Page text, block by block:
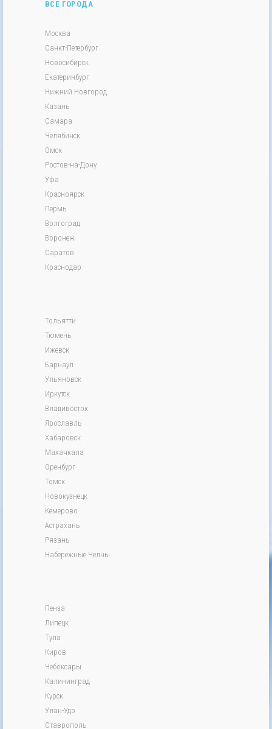
ВСЕ ГОРОДА
Москва
Санкт-Петербург
Новосибирск
Екатеринбург
Нижний Новгород
Казань
Самара
Челябинск
Омск
Ростов-на-Дону
Уфа
Красноярск
Пермь
Волгоград
Воронеж
Саратов
Краснодар
Тольятти
Тюмень
Ижевск
Барнаул
Ульяновск
Иркутск
Владивосток
Ярославль
Хабаровск
Махачкала
Оренбург
Томск
Новокузнецк
Кемерово
Астрахань
Рязань
Набережные Челны
Пенза
Липецк
Тула
Киров
Чебоксары
Калининград
Курск
Улан-Удэ
Ставрополь